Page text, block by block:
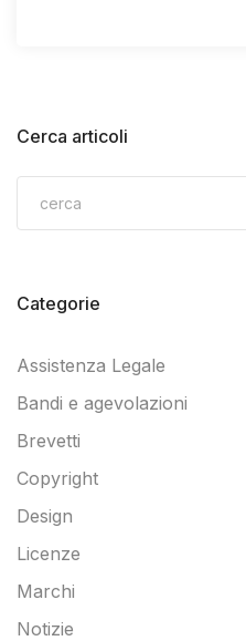
Cerca articoli
Categorie
Assistenza Legale
Bandi e agevolazioni
Brevetti
Copyright
Design
Licenze
Marchi
Notizie